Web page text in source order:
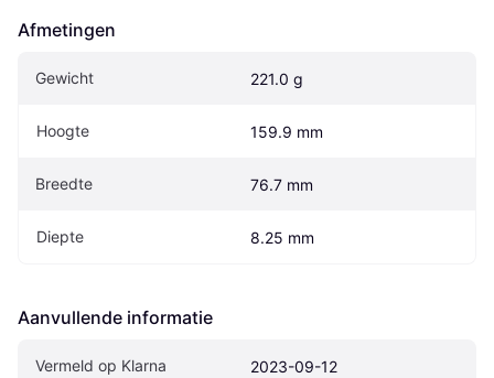
Afmetingen
Gewicht 221.0 g
Hoogte 159.9 mm
Breedte 76.7 mm
Diepte 8.25 mm
Aanvullende informatie
Vermeld op Klarna 2023-09-12